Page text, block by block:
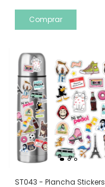
ST043 - Plancha Stickers